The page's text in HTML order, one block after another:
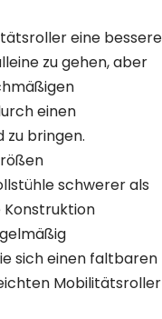
eine bessere
zu gehen, aber
einen
zu bringen.
schwerer als
sich einen faltbaren
Mobilitätsroller